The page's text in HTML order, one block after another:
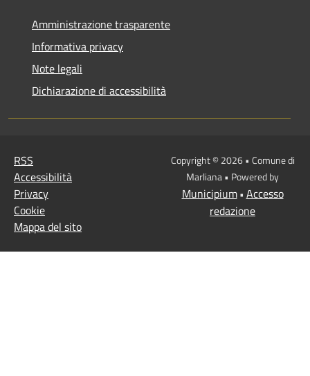
Amministrazione trasparente
Informativa privacy
Note legali
Dichiarazione di accessibilità
RSS
Accessibilità
Privacy
Cookie
Mappa del sito
Copyright © 2026 • Comune di
Marliana • Powered by
Municipium• Accesso
redazione